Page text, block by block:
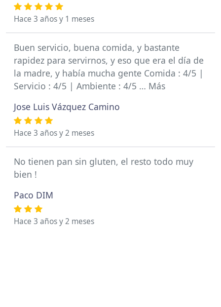
Hace 3 años y 1 meses
Buen servicio, buena comida, y bastante
rapidez para servirnos, y eso que era el día de
la madre, y había mucha gente Comida : 4/5 |
Servicio : 4/5 | Ambiente : 4/5 … Más
Jose Luis Vázquez Camino
Hace 3 años y 2 meses
No tienen pan sin gluten, el resto todo muy
bien !
Paco DIM
Hace 3 años y 2 meses